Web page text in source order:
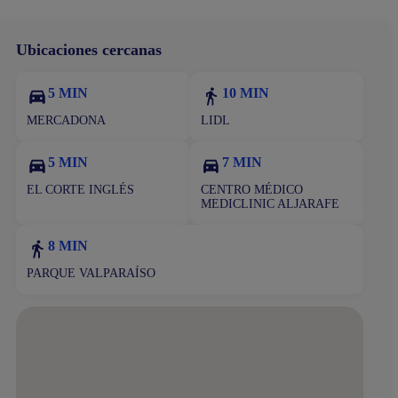
Ubicaciones cercanas
5 MIN
MERCADONA
10 MIN
LIDL
5 MIN
EL CORTE INGLÉS
7 MIN
CENTRO MÉDICO
MEDICLINIC ALJARAFE
8 MIN
PARQUE VALPARAÍSO